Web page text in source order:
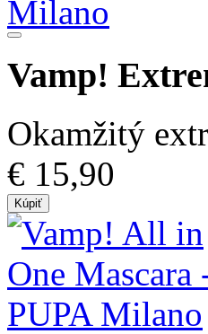
Vamp!
Okamžitý
€ 15,90
Kúpiť